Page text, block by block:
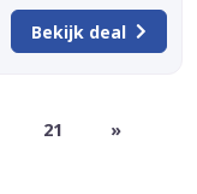
Bekijk deal
21 »